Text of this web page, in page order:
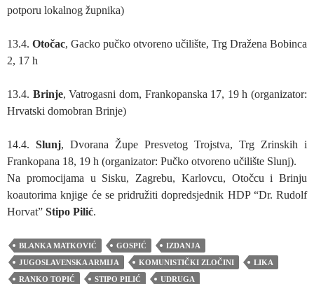
potporu lokalnog župnika)
13.4. Otočac, Gacko pučko otvoreno učilište, Trg Dražena Bobinca
2, 17 h
13.4. Brinje, Vatrogasni dom, Frankopanska 17, 19 h (organizator:
Hrvatski domobran Brinje)
14.4. Slunj, Dvorana Župe Presvetog Trojstva, Trg Zrinskih i
Frankopana 18, 19 h (organizator: Pučko otvoreno učilište Slunj).
Na promocijama u Sisku, Zagrebu, Karlovcu, Otočcu i Brinju
koautorima knjige će se pridružiti dopredsjednik HDP “Dr. Rudolf
Horvat” Stipo Pilić.
BLANKA MATKOVIĆ GOSPIĆ
IZDANJA
JUGOSLAVENSKA ARMIJA
KOMUNISTIČKI ZLOČINI
LIKA
RANKO TOPIĆ
STIPO PILIĆ
UDRUGA